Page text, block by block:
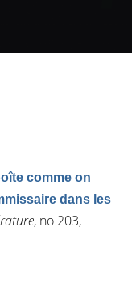
comme on
dans les
, no 203,